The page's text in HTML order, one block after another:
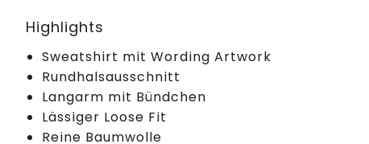
Highlights
Sweatshirt mit Wording Artwork
Rundhalsausschnitt
Langarm mit Bündchen
Lässiger Loose Fit
Reine Baumwolle